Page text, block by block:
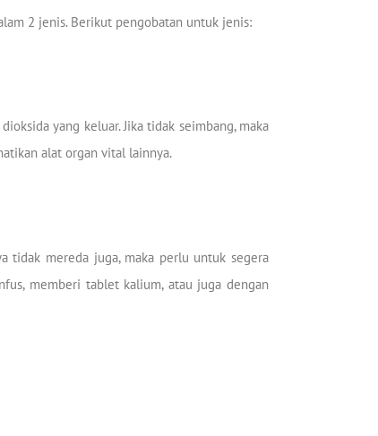
2 jenis. Berikut pengobatan untuk jenis:
yang keluar. Jika tidak seimbang, maka
alat organ vital lainnya.
tidak mereda juga, maka perlu untuk segera
memberi tablet kalium, atau juga dengan